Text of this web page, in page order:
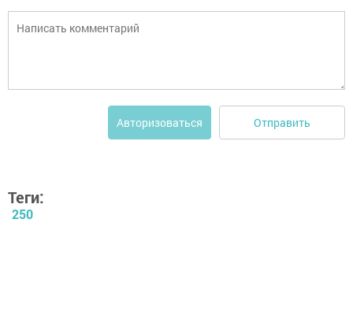
Авторизоваться Отправить
Теги:
250